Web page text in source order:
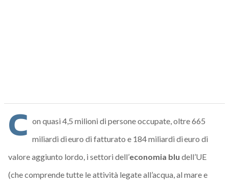
C on quasi 4,5 milioni di persone occupate, oltre 665
miliardi di euro di fatturato e 184 miliardi di euro di
valore aggiunto lordo, i settori dell’economia blu dell’UE
(che comprende tutte le attività legate all’acqua, al mare e